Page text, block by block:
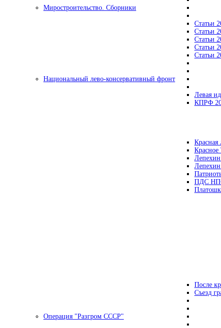
Миростроительство. Сборники
Статьи
Статьи
Статьи
Статьи
Статьи
Национальный лево-консервативный фронт
Левая
КПРФ
Красная
ПДС
После
Съезд
Операция "Разгром СССР"